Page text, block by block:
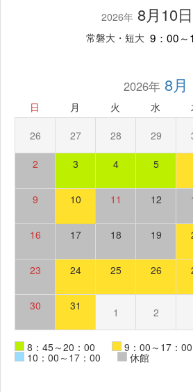
2026年 8月10日
常磐大・短大 9：00～
2026年8月
日 月 火 水
26 27 28 29
2 3 4 5
9 10 11 12
16 17 18 19
23 24 25 26
30 31 1 2
8：45～20：00 9：00～17：00
10：00～17：00
休館